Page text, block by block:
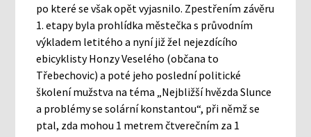
po které se však opět vyjasnilo. Zpestřením závěru
1. etapy byla prohlídka městečka s průvodním
výkladem letitého a nyní již žel nejezdícího
ebicyklisty Honzy Veselého (občana to
Třebechovic) a poté jeho poslední politické
školení mužstva na téma „Nejbližší hvězda Slunce
a problémy se solární konstantou“, při němž se
ptal, zda mohou 1 metrem čtverečním za 1